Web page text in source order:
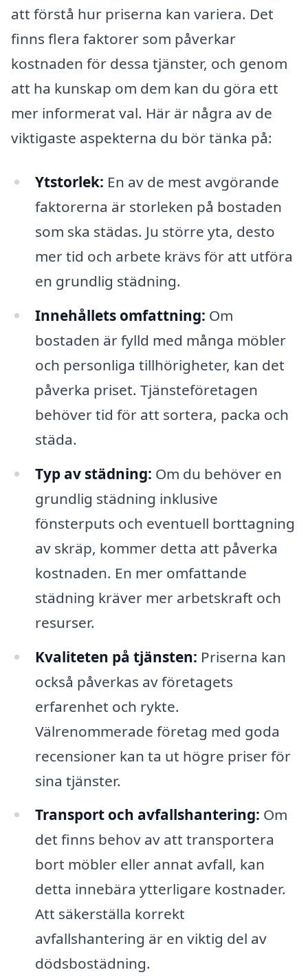
att förstå hur priserna kan variera. Det
finns flera faktorer som påverkar
kostnaden för dessa tjänster, och genom
att ha kunskap om dem kan du göra ett
mer informerat val. Här är några av de
viktigaste aspekterna du bör tänka på:
Ytstorlek: En av de mest avgörande
faktorerna är storleken på bostaden
som ska städas. Ju större yta, desto
mer tid och arbete krävs för att utföra
en grundlig städning.
Innehållets omfattning: Om
bostaden är fylld med många möbler
och personliga tillhörigheter, kan det
påverka priset. Tjänsteföretagen
behöver tid för att sortera, packa och
städa.
Typ av städning: Om du behöver en
grundlig städning inklusive
fönsterputs och eventuell borttagning
av skräp, kommer detta att påverka
kostnaden. En mer omfattande
städning kräver mer arbetskraft och
resurser.
Kvaliteten på tjänsten: Priserna kan
också påverkas av företagets
erfarenhet och rykte.
Välrenommerade företag med goda
recensioner kan ta ut högre priser för
sina tjänster.
Transport och avfallshantering: Om
det finns behov av att transportera
bort möbler eller annat avfall, kan
detta innebära ytterligare kostnader.
Att säkerställa korrekt
avfallshantering är en viktig del av
dödsbostädning.